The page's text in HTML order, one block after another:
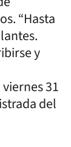
“Hasta
y
31
del